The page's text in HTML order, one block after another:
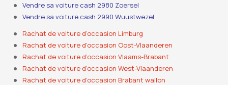
Vendre sa voiture cash 2980 Zoersel
Vendre sa voiture cash 2990 Wuustwezel
Rachat de voiture d’occasion Limburg
Rachat de voiture d’occasion Oost-Vlaanderen
Rachat de voiture d’occasion Vlaams-Brabant
Rachat de voiture d’occasion West-Vlaanderen
Rachat de voiture d’occasion Brabant wallon